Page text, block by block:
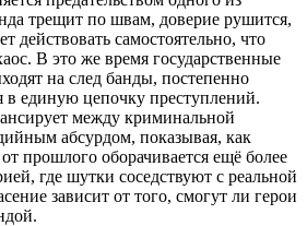
трещит по швам, доверие рушится,
действовать самостоятельно, что
В это же время государственные
на след банды, постепенно
в единую цепочку преступлений.
между криминальной
абсурдом, показывая, как
прошлого оборачивается ещё более
где шутки соседствуют с реальной
зависит от того, смогут ли герои